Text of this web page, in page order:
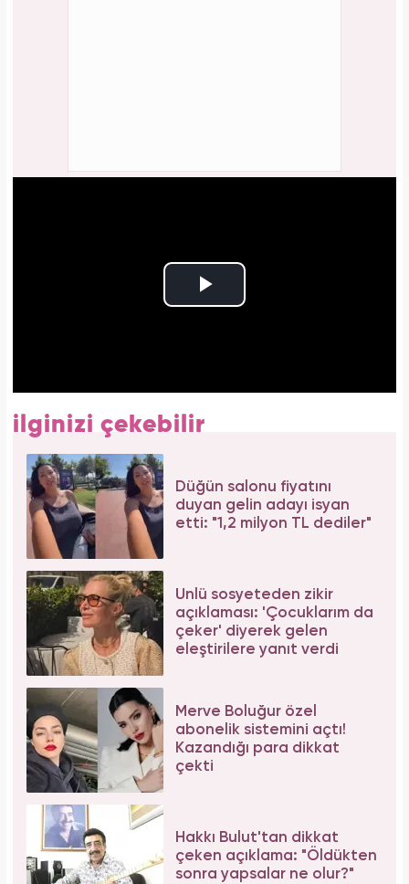
ilginizi çekebilir
Düğün salonu fiyatını
duyan gelin adayı isyan
etti: "1,2 milyon TL dediler"
Ünlü sosyeteden zikir
açıklaması: 'Çocuklarım da
çeker' diyerek gelen
eleştirilere yanıt verdi
Merve Boluğur özel
abonelik sistemini açtı!
Kazandığı para dikkat
çekti
Hakkı Bulut'tan dikkat
çeken açıklama: "Öldükten
sonra yapsalar ne olur?"